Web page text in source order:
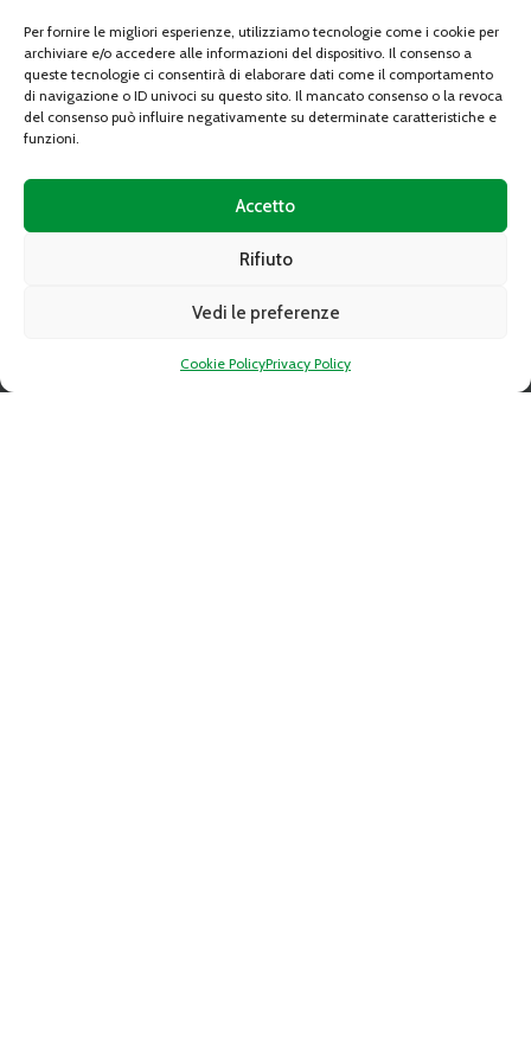
Per fornire le migliori esperienze, utilizziamo tecnologie come i cookie per
archiviare e/o accedere alle informazioni del dispositivo. Il consenso a
queste tecnologie ci consentirà di elaborare dati come il comportamento
di navigazione o ID univoci su questo sito. Il mancato consenso o la revoca
del consenso può influire negativamente su determinate caratteristiche e
funzioni.
Accetto
Rifiuto
Vedi le preferenze
Cookie PolicyPrivacy Policy
C.C.I.A.A. REA 739122 TORINO
LINK RAPIDI
Gare d’appalto
Avvisi di spazi disponibili
Comunicati
Regolamenti
Albo fornitori del CAAT